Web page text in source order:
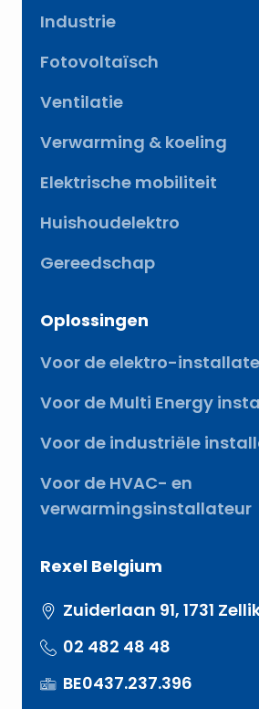
Industrie
Fotovoltaïsch
Ventilatie
Verwarming & koeling
Elektrische mobiliteit
Huishoudelektro
Gereedschap
Oplossingen
Voor de elektro-
Voor de Multi Energy
Voor de industriële
Voor de HVAC- en
verwarmingsinstallateur
Rexel Belgium
Zuiderlaan 91, 1731
02 482 48 48
BE0437.237.396